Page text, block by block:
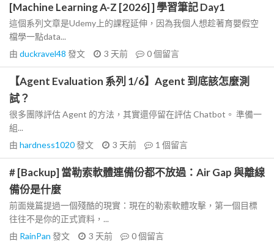
[Machine Learning A-Z [2026] ] 學習筆記 Day1
這個系列文章是Udemy上的課程延伸，因為我個人想趁著育嬰假空
檔學一點data...
由 duckravel48 發文 3 天前 0個留言
【Agent Evaluation 系列 1/6】Agent 到底該怎麼測
試？
很多團隊評估 Agent 的方法，其實還停留在評估 Chatbot。 準備一
組...
由 hardness1020發文 3 天前 1 個留言
# [Backup] 當勒索軟體連備份都不放過：Air Gap 與離線
備份是什麼
前面幾篇提過一個殘酷的現實：現在的勒索軟體攻擊，第一個目標
往往不是你的正式資料，...
由 RainPan 發文 3 天前 0個留言